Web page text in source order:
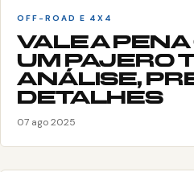
OFF-ROAD E 4X4
VALE A
UM PAJERO
ANÁLISE,
DETALHES
07 ago 2025